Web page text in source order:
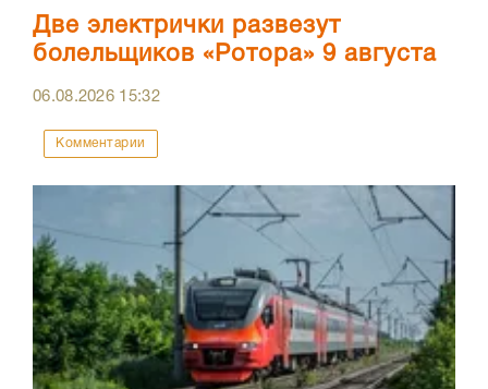
Две электрички развезут
болельщиков «Ротора» 9 августа
06.08.2026 15:32
Комментарии